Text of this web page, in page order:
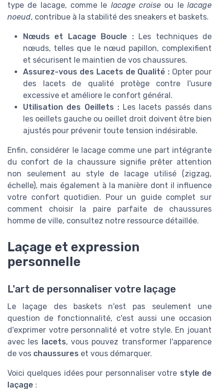
type de lacage, comme le lacage croise ou lelacage
noeud, contribue à la stabilité des sneakers et baskets.
Nœuds et Lacage Boucle :Les techniques de
nœuds, telles que le nœud papillon, complexifient
et sécurisent le maintien de vos chaussures.
Assurez-vous des Lacets de Qualité : Opter pour
des lacets de qualité protège contre l'usure
excessive et améliore le confort général.
Utilisation des Oeillets :Les lacets passés dans
les oeillets gauche ou oeillet droit doivent être bien
ajustés pour prévenir toute tension indésirable.
Enfin, considérer le lacage comme une part intégrante
du confort de la chaussure signifie prêter attention
non seulement au style de lacage utilisé (zigzag,
échelle), mais également à la manière dont il influence
votre confort quotidien. Pour un guide complet sur
comment choisir la paire parfaite de chaussures
homme de ville, consultez notre ressource détaillée.
Laçage et expression
personnelle
L'art de personnaliser votre laçage
Le laçage des baskets n'est pas seulement une
question de fonctionnalité, c'est aussi une occasion
d'exprimer votre personnalité et votre style. En jouant
avec les
lacets, vous pouvez transformer l'apparence
de vos chaussures et vous démarquer.
Voici quelques idées pour personnaliser votre style de
laçage :